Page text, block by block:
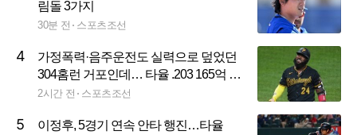
림돌 3가지
30분 전 스포츠조선
4
가정폭력·음주운전도 실력으로 덮었던
304홈런 거포인데… 타율 .203 165억 베
테랑, 결국 '방출엔딩'
2시간 전 스포츠조선
5
이정후, 5경기 연속 안타 행진…타율